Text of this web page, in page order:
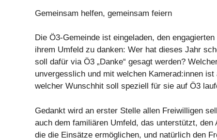
Gemeinsam helfen, gemeinsam feiern
Die Ö3-Gemeinde ist eingeladen, den
ihrem Umfeld zu danken: Wer hat dieses Jahr
soll dafür via Ö3 „Danke“ gesagt werden?
unvergesslich und mit welchen Kamerad:innen
welcher Wunschhit soll speziell für sie auf Ö3
Gedankt wird an erster Stelle allen Freiwilligen
auch dem familiären Umfeld, das unterstützt, den
die die Einsätze ermöglichen, und natürlich den